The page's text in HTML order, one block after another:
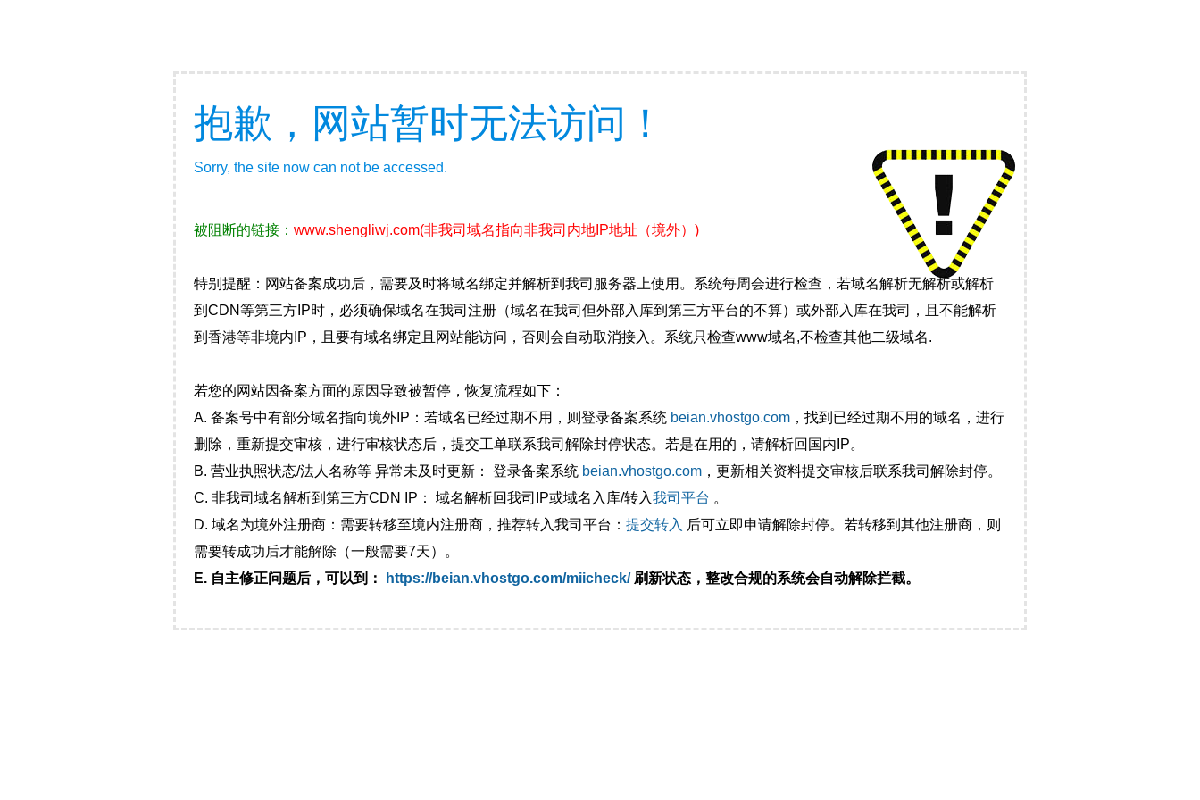
抱歉，网站暂时无法访问！
Sorry, the site now can not be accessed.
被阻断的链接： www.shengliwj.com(非我司域名指向非我司内地IP地址（境外）)
特别提醒：网站备案成功后，需要及时将域名绑定并解析到我司服务器上使用。系统每周会进行检查，若域名解析无解析或解析
到CDN等第三方IP时，必须确保域名在我司注册（域名在我司但外部入库到第三方平台的不算）或外部入库在我司，且不能解析
到香港等非境内IP，且要有域名绑定且网站能访问，否则会自动取消接入。系统只检查www域名,不检查其他二级域名.
若您的网站因备案方面的原因导致被暂停，恢复流程如下：
A. 备案号中有部分域名指向境外IP：若域名已经过期不用，则登录备案系统 beian.vhostgo.com ，找到已经过期不用的域名，进行
删除，重新提交审核，进行审核状态后，提交工单联系我司解除封停状态。若是在用的，请解析回国内IP。
B. 营业执照状态/法人名称等 异常未及时更新： 登录备案系统 beian.vhostgo.com ，更新相关资料提交审核后联系我司解除封停。
C. 非我司域名解析到第三方CDN IP： 域名解析回我司IP或域名入库/转入我司平台 。
D. 域名为境外注册商：需要转移至境内注册商，推荐转入我司平台： 提交转入 后可立即申请解除封停。若转移到其他注册商，则
需要转成功后才能解除（一般需要7天）。
E. 自主修正问题后，可以到：
https://beian.vhostgo.com/miicheck/刷新状态，整改合规的系统会自动解除拦截。